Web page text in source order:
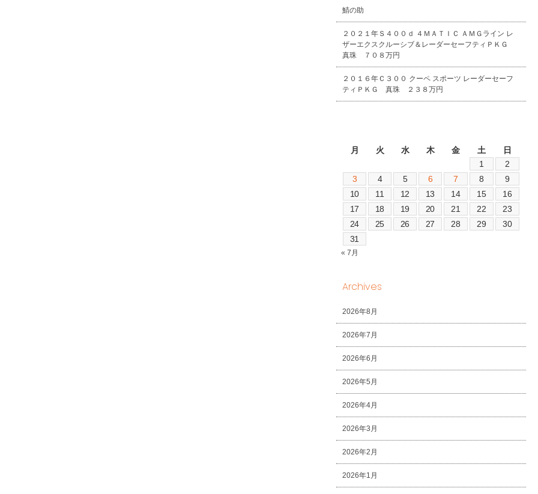
鯖の助
２０２１年Ｓ４００ｄ ４ＭＡＴＩＣ ＡＭＧライン レ
ザーエクスクルーシブ＆レーダーセーフティＰＫＧ
真珠 ７０８万円
２０１６年Ｃ３００ クーペ スポーツ レーダーセーフ
ティＰＫＧ 真珠 ２３８万円
月
火 水 木 金 土
日
1
2
3
4 5 6 7 8
9
10
11 12 13 14 15
16
17
18 19 20 21 22
23
24
25 26 27 28 29
30
31
« 7月
Archives
2026年8月
2026年7月
2026年6月
2026年5月
2026年4月
2026年3月
2026年2月
2026年1月